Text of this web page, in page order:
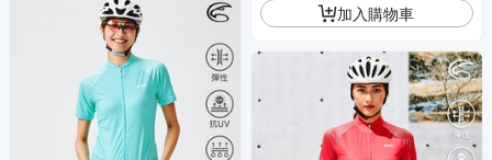
加入購物車